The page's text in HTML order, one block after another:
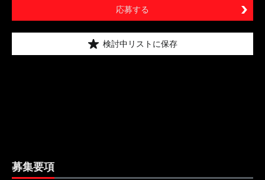
応募する
検討中リストに保存
募集要項